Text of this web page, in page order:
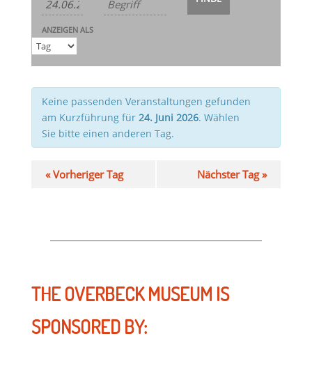
und
Ansichten,
Navigation
Ansichten-
Navigation
ANZEIGEN ALS
Keine passenden Veranstaltungen gefunden
am Kurzführung für 24. Juni 2026. Wählen
Sie bitte einen anderen Tag.
«Vorheriger Tag Nächster Tag»
THE OVERBECK MUSEUM IS
SPONSORED BY: